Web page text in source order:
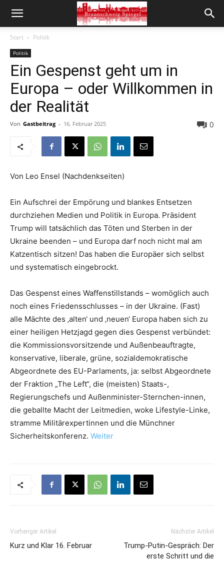
Start Politik
Politik
Ein Gespenst geht um in
Europa – oder Willkommen in
der Realität
Von Gastbeitrag - 16. Februar 2025 0
Von Leo Ensel (Nachdenkseiten)
Ein Aufschrei der Empörung und blankes Entsetzen
durchziehen Medien und Politik in Europa. Präsident
Trump will tatsächlich das Töten und Sterben in der
Ukraine beenden – und Europa darf noch nicht mal am
Katzentisch sitzen! Das haben die Europäer sich selbst
und systematisch eingebrockt.
Das Gespenst eines Waffenstillstands – womöglich auch
noch eines Friedensschlusses – in der Ukraine. (Fast)
alle Mächte des ‚alten‘ und ‚neuen‘ Europa haben sich zu
einer heiligen Hetzjagd gegen dies Gespenst verbündet:
die Kommissionsvorsitzende und Außenbeauftragte,
konservative, liberale, grüne, sozialdemokratische
Abgeordnete des EU-Parlaments, ja: selbst Abgeordnete
der Fraktion „The Left“, die (meisten) Staats-,
Regierungschefs und Außenminister-Sternchen-innen,
die geballte Macht der Leitmedien, woke Lifestyle-Linke,
stramme Militärexpertinnen und die Münchner
Sicherheitskonferenz. Weiter
Vorheriger Artikel
Kurz und Klar 16. Februar
Nächster Artikel
Trump-Putin-Gespräch: Der
erste Schritt und die